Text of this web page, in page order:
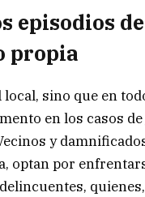
episodios
propia
sino que en
en los casos
y
optan por